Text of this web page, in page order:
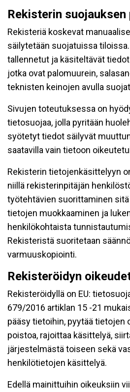
Rekisterin
Rekisteriä koskevat
säilytetään suojatuissa
tallennetut ja käsiteltävät
jotka ovat palomuurein,
teknisten keinojen avulla
Sivujen toteutuksessa on
tietosuojaa, jolla pyritään
syötetyt tiedot säilyvät
saatavilla vain tietoon
Rekisterin tietojenkäsittelyyn
niillä rekisterinpitäjän
työtehtävien suorittaminen
tietojen muokkaaminen ja
henkilökohtaista
Rekisteristä suoritetaan
varmuuskopiointi.
Rekisteröidyn
Rekisteröidyllä on EU:
679/2016 artiklan 15 -21
pääsy tietoihin, pyytää tietojen
poistoa, rajoittaa käsittelyä,
järjestelmästä toiseen sekä
henkilötietojen käsittelyä.
Edellä mainittuihin oikeuksiin